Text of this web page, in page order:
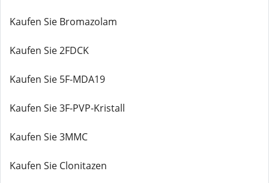
Kaufen Sie Bromazolam
Kaufen Sie 2FDCK
Kaufen Sie 5F-MDA19
Kaufen Sie 3F-PVP-Kristall
Kaufen Sie 3MMC
Kaufen Sie Clonitazen